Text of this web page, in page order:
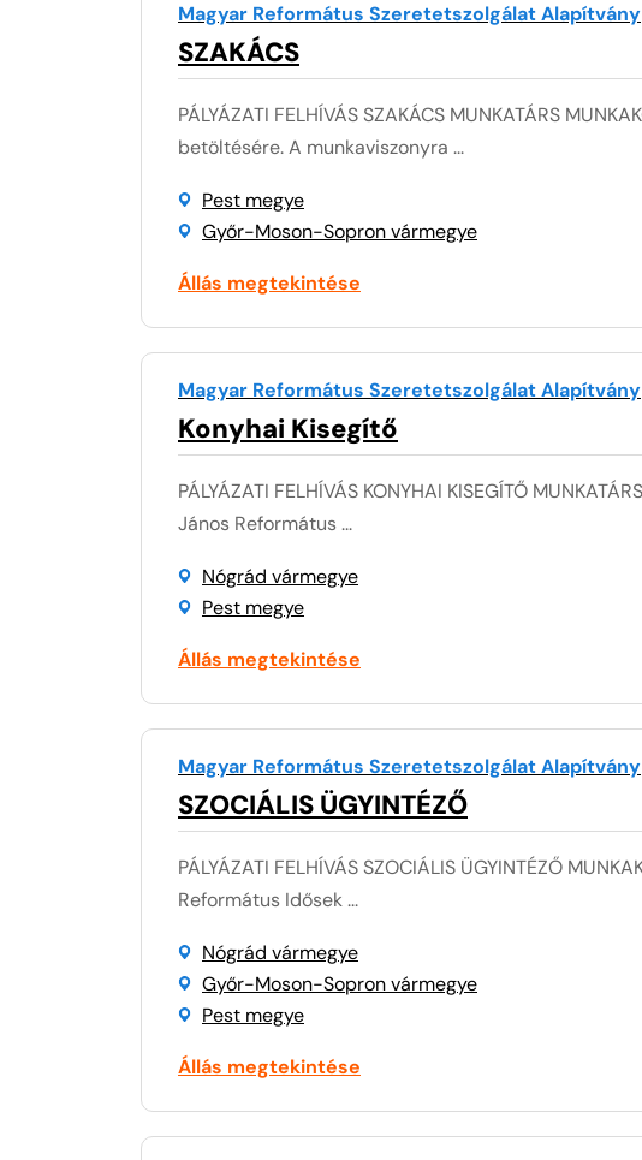
Magyar Református Szeretetszolgálat Alapítvány
SZAKÁCS
PÁLYÁZATI FELHÍVÁS SZAKÁCS MUNKATÁRS
betöltésére. A munkaviszonyra ...
Pest megye
Győr-Moson-Sopron vármegye
Állás megtekintése
Magyar Református Szeretetszolgálat Alapítvány
Konyhai Kisegítő
PÁLYÁZATI FELHÍVÁS KONYHAI KISEGÍTŐ
János Református ...
Nógrád vármegye
Pest megye
Állás megtekintése
Magyar Református Szeretetszolgálat Alapítvány
SZOCIÁLIS ÜGYINTÉZŐ
PÁLYÁZATI FELHÍVÁS SZOCIÁLIS ÜGYINTÉZŐ
Református Idősek ...
Nógrád vármegye
Győr-Moson-Sopron vármegye
Pest megye
Állás megtekintése